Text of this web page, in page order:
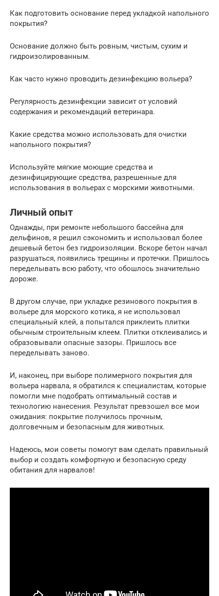
Как подготовить основание перед укладкой напольного
покрытия?
Основание должно быть ровным, чистым, сухим и
гидроизолированным.
Как часто нужно проводить дезинфекцию вольера?
Регулярность дезинфекции зависит от условий
содержания и рекомендаций ветеринара.
Какие средства можно использовать для очистки
напольного покрытия?
Используйте мягкие моющие средства и
дезинфицирующие средства, разрешенные для
использования в вольерах с морскими животными.
Личный опыт
Однажды, при ремонте небольшого бассейна для
дельфинов, я решил сэкономить и использовал более
дешевый бетон без гидроизоляции. Вскоре бетон начал
разрушаться, появились трещины и протечки. Пришлось
переделывать всю работу, что обошлось значительно
дороже.
В другом случае, при укладке резинового покрытия в
вольере для морского котика, я не использовал
специальный клей, а попытался приклеить плитки
обычным строительным клеем. Плитки отклеивались и
образовывали опасные зазоры. Пришлось все
переделывать заново.
И, наконец, при выборе полимерного покрытия для
вольера нарвала, я обратился к специалистам, которые
помогли мне подобрать оптимальный состав и
технологию нанесения. Результат превзошел все мои
ожидания: покрытие получилось прочным,
долговечным и безопасным для животных.
Надеюсь, мои советы помогут вам сделать правильный
выбор и создать комфортную и безопасную среду
обитания для нарвалов!